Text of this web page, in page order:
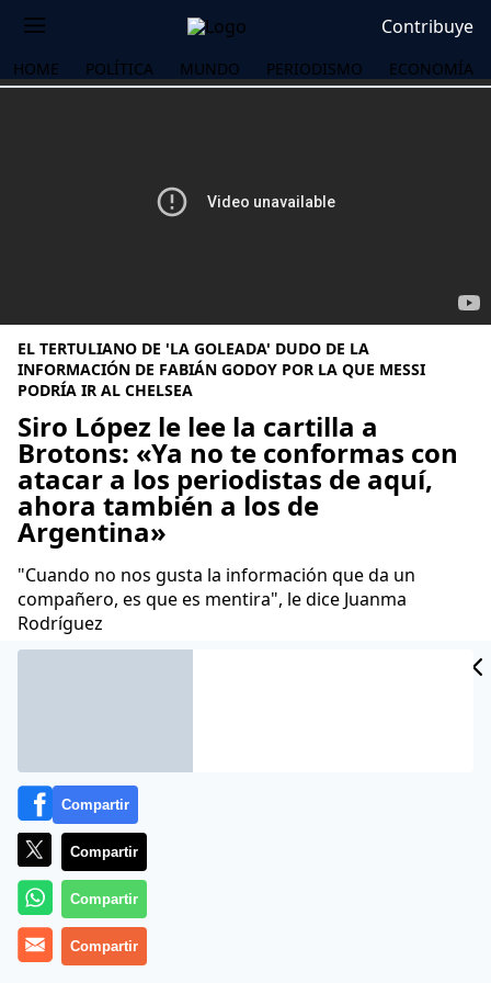
Contribuye
HOME POLÍTICA MUNDO PERIODISMO ECONOMÍA
EL TERTULIANO DE 'LA GOLEADA' DUDO DE LA
INFORMACIÓN DE FABIÁN GODOY POR LA QUE MESSI
PODRÍA IR AL CHELSEA
Siro López le lee la cartilla a
Brotons: «Ya no te conformas con
atacar a los periodistas de aquí,
ahora también a los de
Argentina»
"Cuando no nos gusta la información que da un
compañero, es que es mentira", le dice Juanma
Rodríguez
Redacción 24por7
Compartir
Compartir
Compartir
Compartir